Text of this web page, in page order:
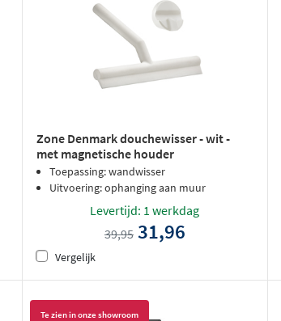
Zone Denmark douchewisser - wit -
met magnetische houder
Toepassing: wandwisser
Uitvoering: ophanging aan muur
Levertijd: 1 werkdag
39,95 31,96
Vergelijk
Te zien in onze showroom